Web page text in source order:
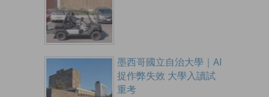
墨西哥國立自治大學｜AI
捉作弊失效 大學入讀試
重考